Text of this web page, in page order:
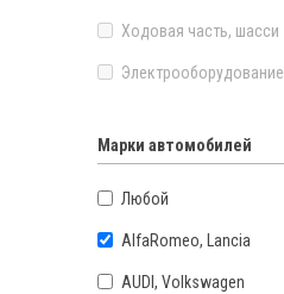
Ходовая часть, шасси
Электрооборудование
Марки автомобилей
Любой
AlfaRomeo, Lancia
AUDI, Volkswagen